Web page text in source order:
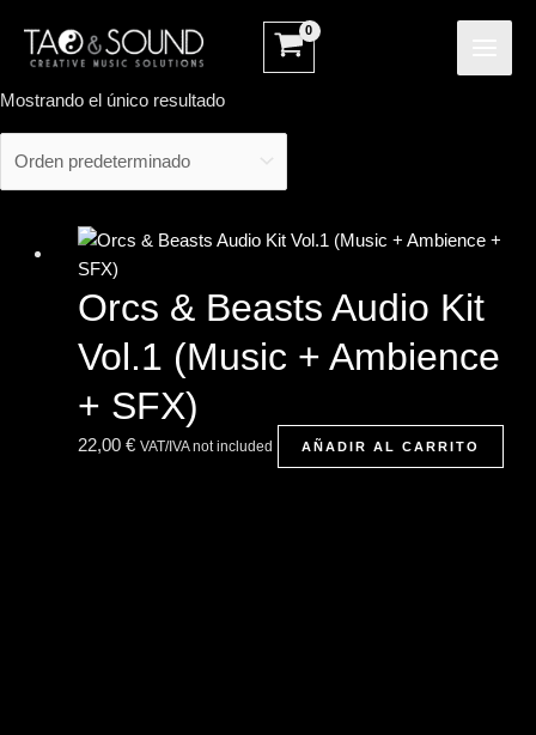
contenido
Mostrando el único resultado
Orcs & Beasts Audio Kit
Vol.1 (Music + Ambience
+ SFX)
22,00 € VAT/IVA not included AÑADIR AL CARRITO